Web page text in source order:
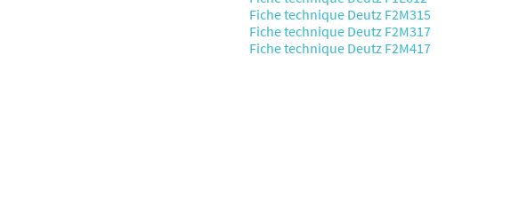
Fiche technique Deutz F2M315
Fiche technique Deutz F2M317
Fiche technique Deutz F2M417